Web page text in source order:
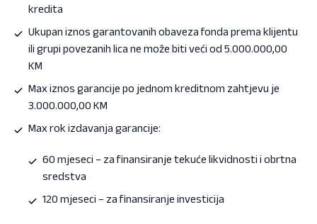
kredita
Ukupan iznos garantovanih obaveza fonda prema klijentu
ili grupi povezanih lica ne može biti veći od 5.000.000,00
KM
Max iznos garancije po jednom kreditnom zahtjevu je
3.000.000,00 KM
Max rok izdavanja garancije:
60 mjeseci – za finansiranje tekuće likvidnosti i obrtna
sredstva
120 mjeseci – za finansiranje investicija